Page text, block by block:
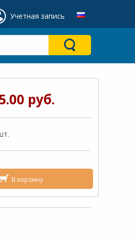
Учетная запись
руб.
В корзину